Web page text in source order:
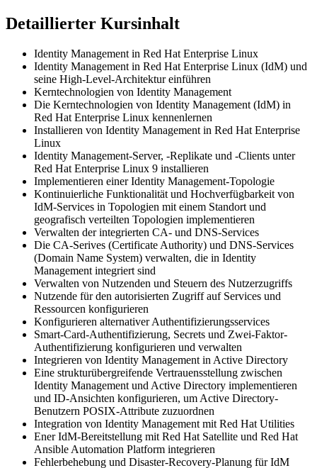
Detaillierter Kursinhalt
Identity Management in Red Hat Enterprise Linux
Identity Management in Red Hat Enterprise Linux (IdM) und
seine High-Level-Architektur einführen
Kerntechnologien von Identity Management
Die Kerntechnologien von Identity Management (IdM) in
Red Hat Enterprise Linux kennenlernen
Installieren von Identity Management in Red Hat Enterprise
Linux
Identity Management-Server, -Replikate und -Clients unter
Red Hat Enterprise Linux 9 installieren
Implementieren einer Identity Management-Topologie
Kontinuierliche Funktionalität und Hochverfügbarkeit von
IdM-Services in Topologien mit einem Standort und
geografisch verteilten Topologien implementieren
Verwalten der integrierten CA- und DNS-Services
Die CA-Serives (Certificate Authority) und DNS-Services
(Domain Name System) verwalten, die in Identity
Management integriert sind
Verwalten von Nutzenden und Steuern des Nutzerzugriffs
Nutzende für den autorisierten Zugriff auf Services und
Ressourcen konfigurieren
Konfigurieren alternativer Authentifizierungsservices
Smart-Card-Authentifizierung, Secrets und Zwei-Faktor-
Authentifizierung konfigurieren und verwalten
Integrieren von Identity Management in Active Directory
Eine strukturübergreifende Vertrauensstellung zwischen
Identity Management und Active Directory implementieren
und ID-Ansichten konfigurieren, um Active Directory-
Benutzern POSIX-Attribute zuzuordnen
Integration von Identity Management mit Red Hat Utilities
Ener IdM-Bereitstellung mit Red Hat Satellite und Red Hat
Ansible Automation Platform integrieren
Fehlerbehebung und Disaster-Recovery-Planung für IdM